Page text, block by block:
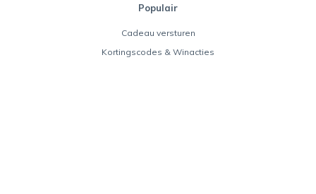
Populair
Cadeau versturen
Kortingscodes & Winacties